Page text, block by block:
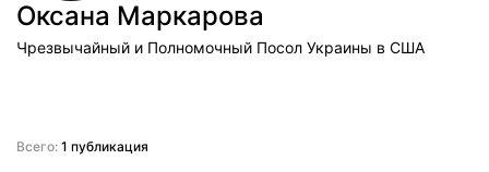
Оксана Маркарова
Чрезвычайный и Полномочный Посол Украины в США
Всего: 1 публикация